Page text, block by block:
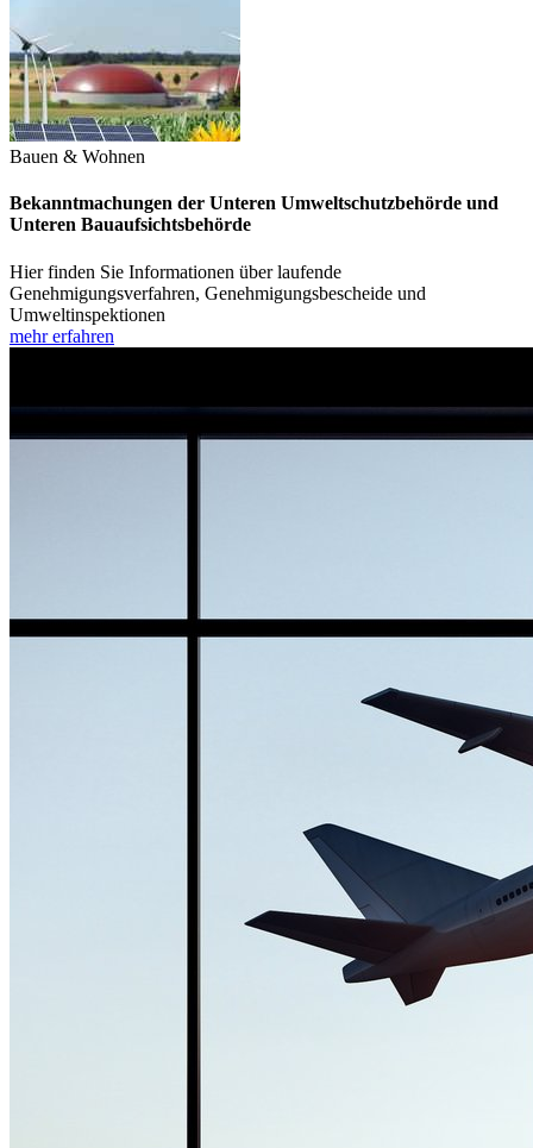
Bauen & Wohnen
Bekanntmachungen der Unteren Umweltschutzbehörde und
Unteren Bauaufsichtsbehörde
Hier finden Sie Informationen über laufende
Genehmigungsverfahren, Genehmigungsbescheide und
Umweltinspektionen
mehr erfahren